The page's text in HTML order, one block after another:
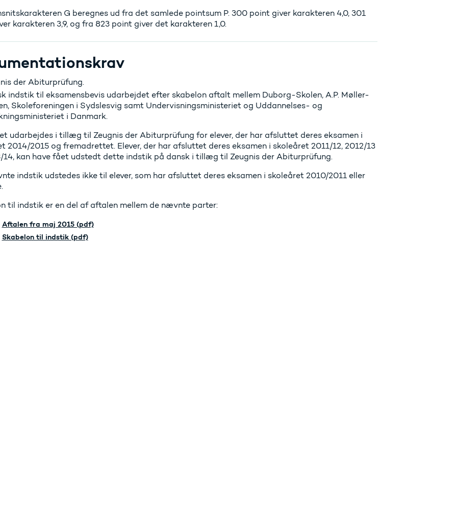
G beregnes ud fra det samlede pointsum P. 300 point giver karakteren 4,0, 301
karakteren 3,9, og fra 823 point giver det karakteren 1,0.
der Abiturprüfung.
indstik til eksamensbevis udarbejdet efter skabelon aftalt mellem Duborg-Skolen, A.P. Møller-
Skoleforeningen i Sydslesvig samt Undervisningsministeriet og Uddannelses- og
i Danmark.
udarbejdes i tillæg til Zeugnis der Abiturprüfung for elever, der har afsluttet deres eksamen i
2014/2015 og fremadrettet. Elever, der har afsluttet deres eksamen i skoleåret 2011/12, 2012/13
14, kan have fået udstedt dette indstik på dansk i tillæg til Zeugnis der Abiturprüfung.
indstik udstedes ikke til elever, som har afsluttet deres eksamen i skoleåret 2010/2011 eller
til indstik er en del af aftalen mellem de nævnte parter:
Aftalen fra maj 2015 (pdf)
Skabelon til indstik (pdf)